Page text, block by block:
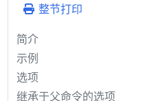
整节打印
简介
示例
选项
继承于父命令的选项